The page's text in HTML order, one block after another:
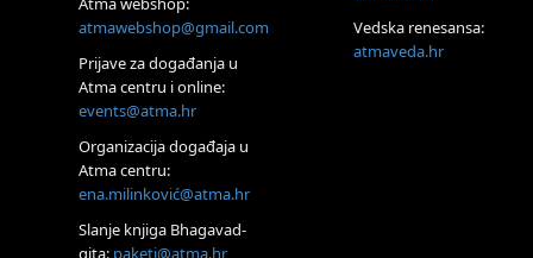
Online
Postanite Nositelj Vibracije Nove Zemlje
Visoko
Alemka Dauskardt – Jednodnevna radionica sistemskih
konstelacija
Zagreb
HOD PO ŽERAVICI – Seminar koji mijenja tijelo, duh i um
SoulFest – Festival glazbe, mudrosti i zajedništva
atmawebshop@gmail.com
Prijave za događanja u
Atma centru i online:
events@atma.hr
Organizacija događaja u
Atma centru:
ena.milinković@atma.hr
Slanje knjiga Bhagavad-
gita: paketi@atma.hr
Vedska renesansa:
atmaveda.hr